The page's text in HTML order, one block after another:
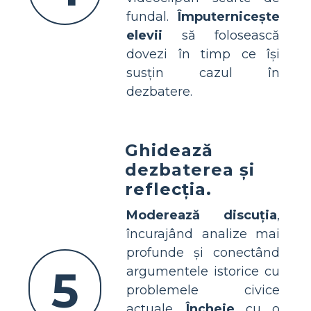
fundal. Împuternicește
elevii să folosească
dovezi în timp ce își
susțin cazul în
dezbatere.
5
Ghidează
dezbaterea și
reflecția.
Moderează discuția,
încurajând analize mai
profunde și conectând
argumentele istorice cu
problemele civice